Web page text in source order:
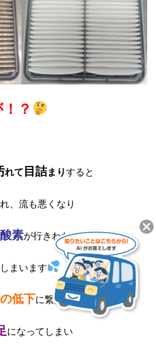
？
れて 目詰まりすると
、流も悪くなり
酸素が行きわたらず
まいます
低下に繋がり
になってしまい